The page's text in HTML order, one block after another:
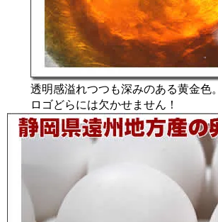
透明感溢れつつも深みのある黄金色。
ロゴどらには欠かせません！